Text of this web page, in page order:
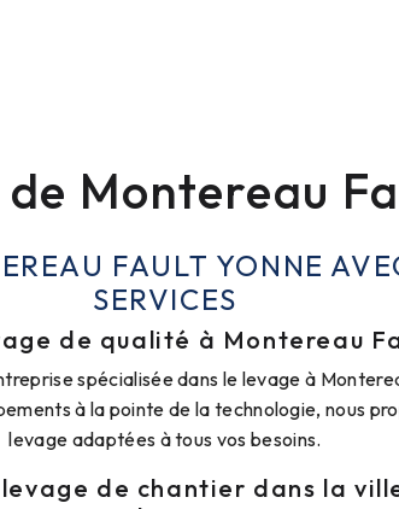
Montereau
FAULT YONNE
SERVICES
de qualité à Montereau
spécialisée dans le levage à
à la pointe de la technologie, nous
levage adaptées à tous vos besoins.
de chantier dans la